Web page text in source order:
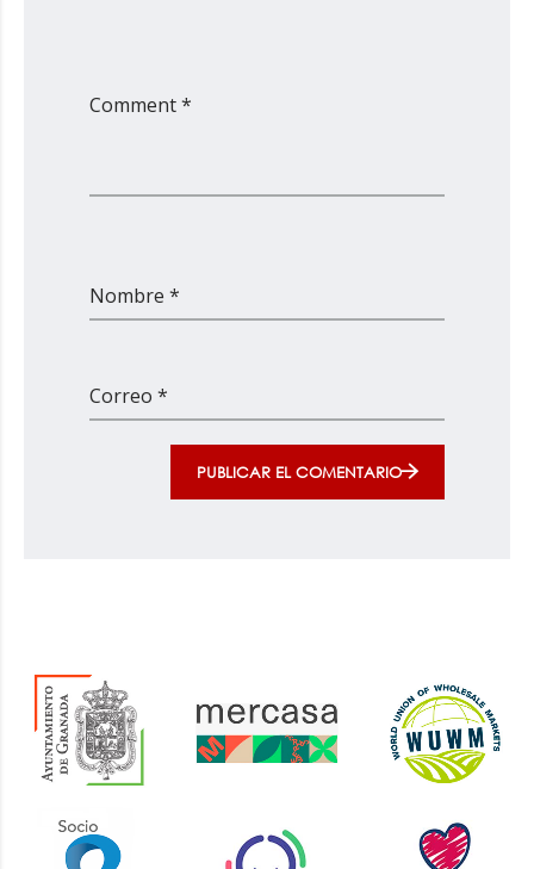
Comment *
Nombre *
Correo *
PUBLICAR EL COMENTARIO